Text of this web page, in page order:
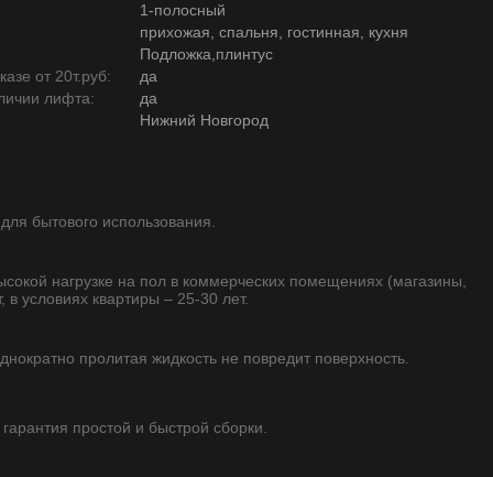
1-полосный
прихожая, спальня, гостинная, кухня
Подложка,плинтус
от 20т.руб:
да
лифта:
да
Нижний Новгород
бытового использования.
нагрузке на пол в коммерческих помещениях (магазины,
условиях квартиры – 25-30 лет.
пролитая жидкость не повредит поверхность.
простой и быстрой сборки.